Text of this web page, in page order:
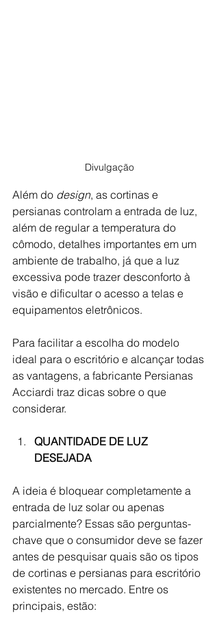
Divulgação
Além do design, as cortinas e
persianas controlam a entrada de luz,
além de regular a temperatura do
cômodo, detalhes importantes em um
ambiente de trabalho, já que a luz
excessiva pode trazer desconforto à
visão e dificultar o acesso a telas e
equipamentos eletrônicos.
Para facilitar a escolha do modelo
ideal para o escritório e alcançar todas
as vantagens, a fabricante Persianas
Acciardi traz dicas sobre o que
considerar.
QUANTIDADE DE LUZ
DESEJADA
A ideia é bloquear completamente a
entrada de luz solar ou apenas
parcialmente? Essas são perguntas-
chave que o consumidor deve se fazer
antes de pesquisar quais são os tipos
de cortinas e persianas para escritório
existentes no mercado. Entre os
principais, estão: